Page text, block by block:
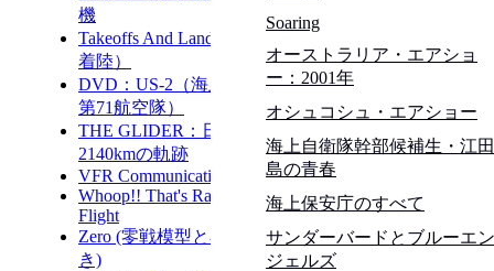
Soaring
オーストラリア・エアショ
ー：2001年
オシュコシュ・エアショー
海上自衛隊幹部候補生・江田
島の青春
海上保安庁のすべて
サンダーバードとブルーエン
ジェルズ